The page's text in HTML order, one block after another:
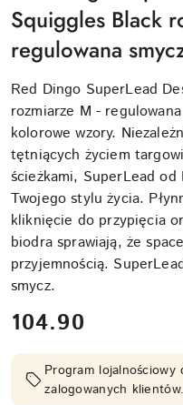
Squiggles Black
regulowana
Red Dingo SuperLead
rozmiarze M -
kolorowe wzory.
tętniących życiem
ścieżkami, SuperLead
Twojego stylu życia.
kliknięcie do przypięcia
biodra sprawiają, że
przyjemnością.
smycz.
cena:
104.90
Program
zalogowanych klientów.